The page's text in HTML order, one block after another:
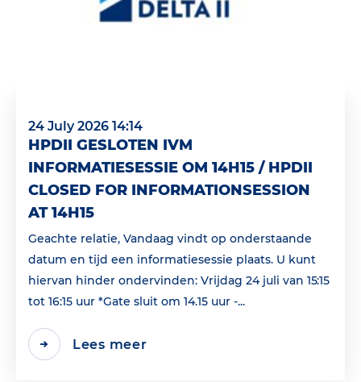
24 July 2026 14:14
HPDII GESLOTEN IVM
INFORMATIESESSIE OM 14H15 / HPDII
CLOSED FOR INFORMATIONSESSION
AT 14H15
Geachte relatie, Vandaag vindt op onderstaande
datum en tijd een informatiesessie plaats. U kunt
hiervan hinder ondervinden: Vrijdag 24 juli van 15:15
tot 16:15 uur *Gate sluit om 14.15 uur -...
Lees meer